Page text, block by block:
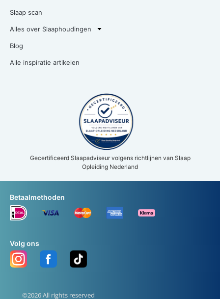
Slaap scan
Alles over Slaaphoudingen
Blog
Alle inspiratie artikelen
Gecertificeerd Slaapadviseur volgens richtlijnen van Slaap
Opleiding Nederland
©2026 All rights reserved
Volg ons
Betaalmethoden